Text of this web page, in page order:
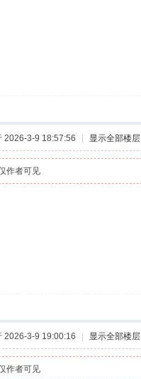
2026-3-9 18:57:56 显示全部楼层
作者可见
2026-3-9 19:00:16 显示全部楼层
作者可见